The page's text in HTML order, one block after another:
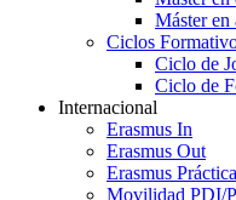
Máster en
Ciclos
Ciclo de
Ciclo de
Internacional
Erasmus In
Erasmus Out
Erasmus
Movilidad PDI/